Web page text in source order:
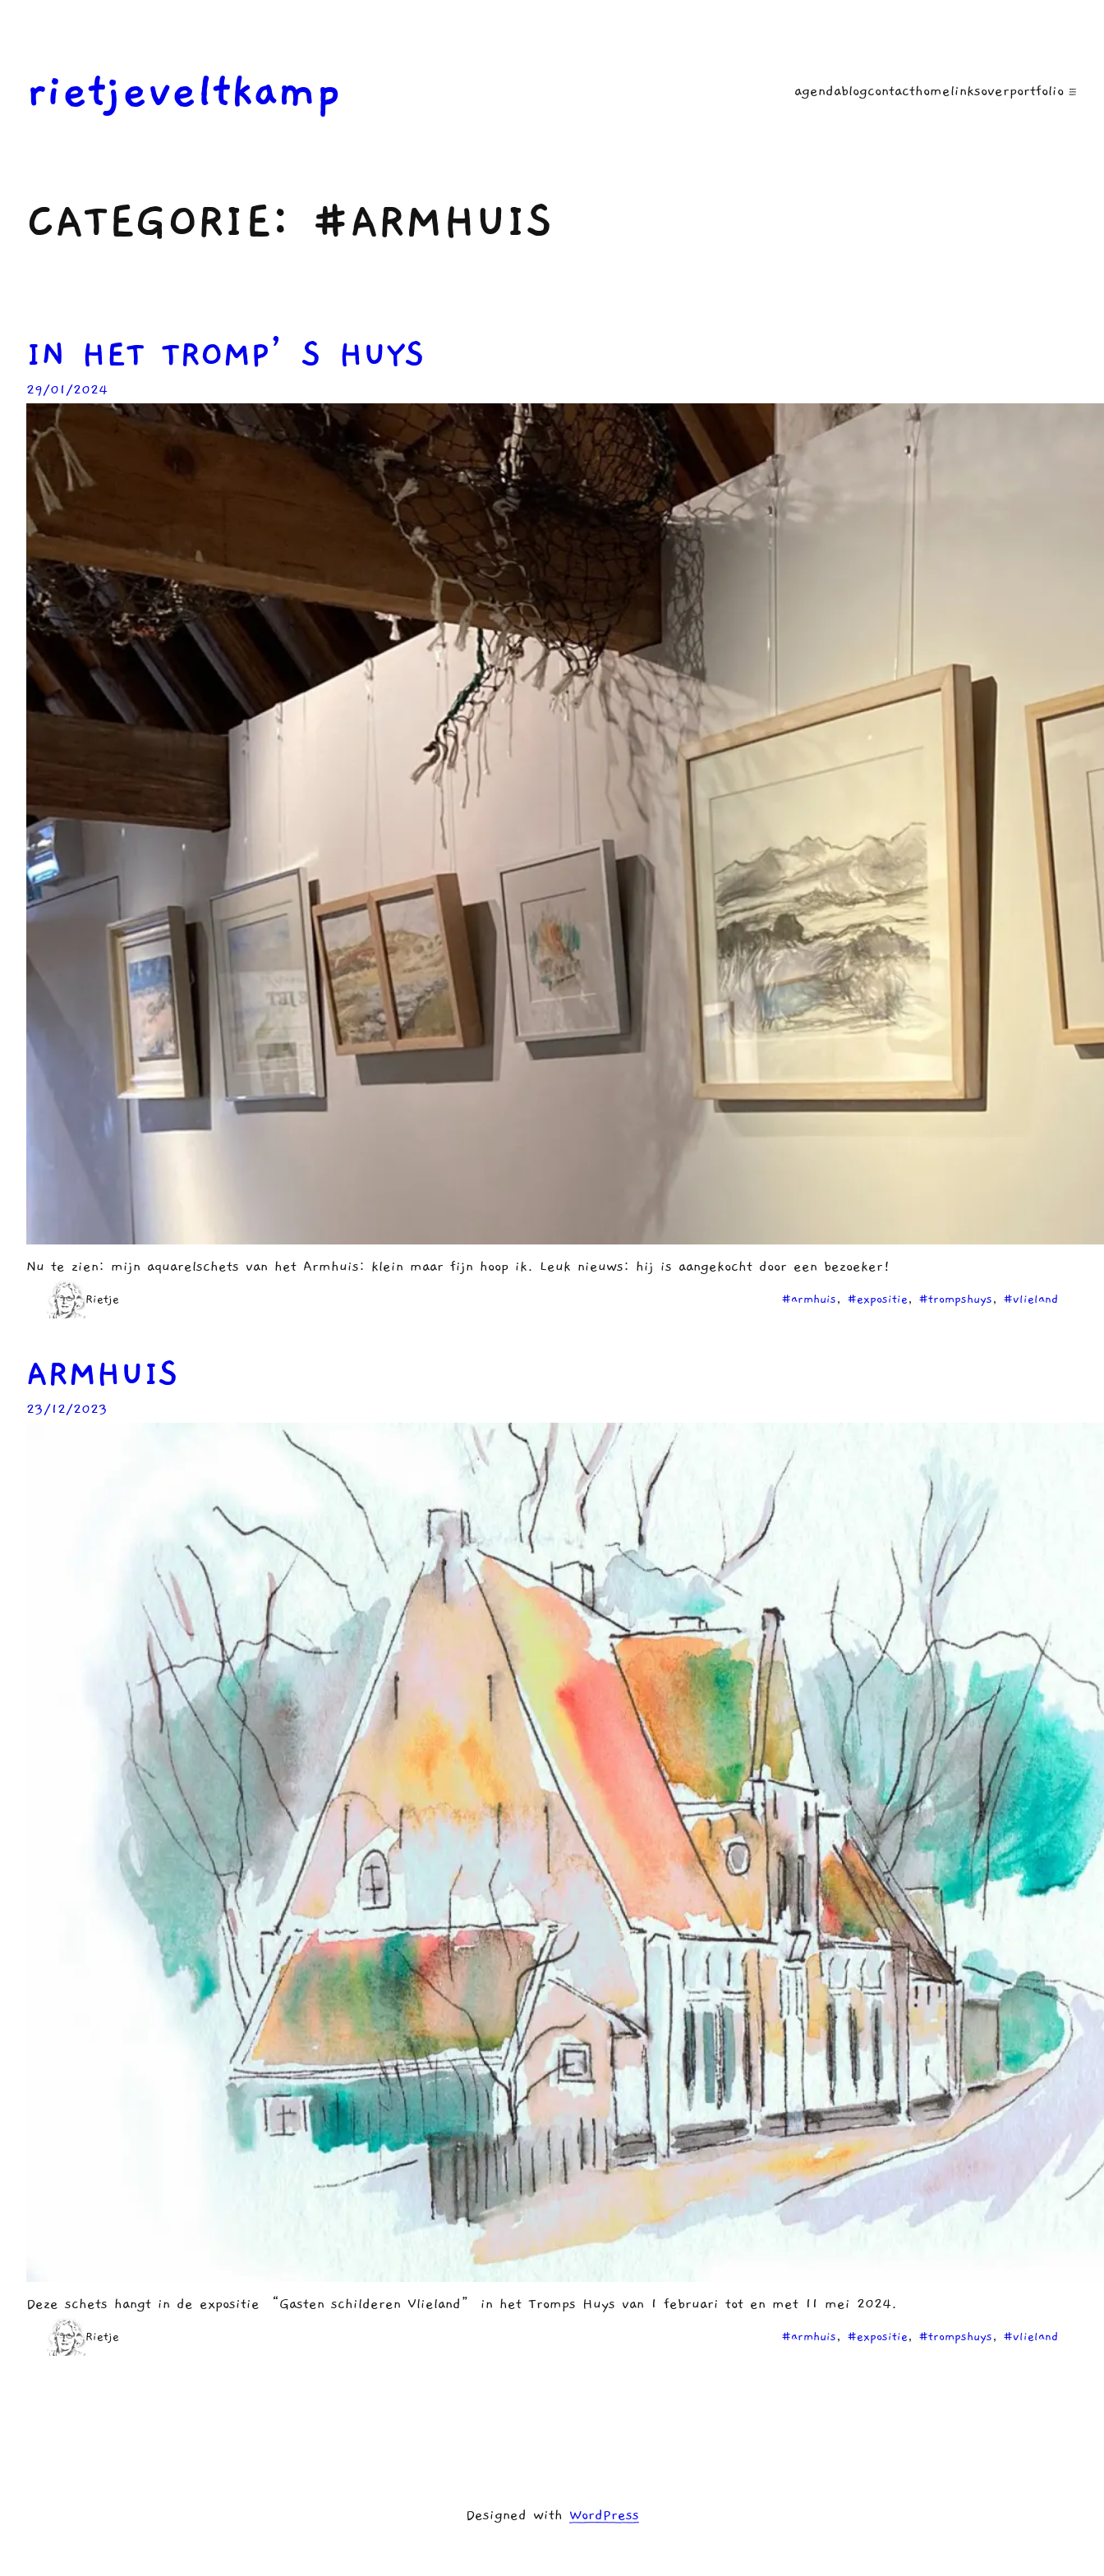
inhoudrietjeveltkamp agendablogcontacthomelinksoverportfolio
CATEGORIE: #ARMHUIS
IN HET TROMP’S HUYS
29/01/2024
Nu te zien: mijn aquarelschets van het Armhuis: klein maar fijn hoop ik. Leuk nieuws: hij is aangekocht door een bezoeker!
Rietje #armhuis, #expositie, #trompshuys, #vlieland
ARMHUIS
23/12/2023
Deze schets hangt in de expositie “Gasten schilderen Vlieland” in het Tromps Huys van 1 februari tot en met 11 mei 2024.
Rietje #armhuis, #expositie, #trompshuys, #vlieland
Designed with WordPress